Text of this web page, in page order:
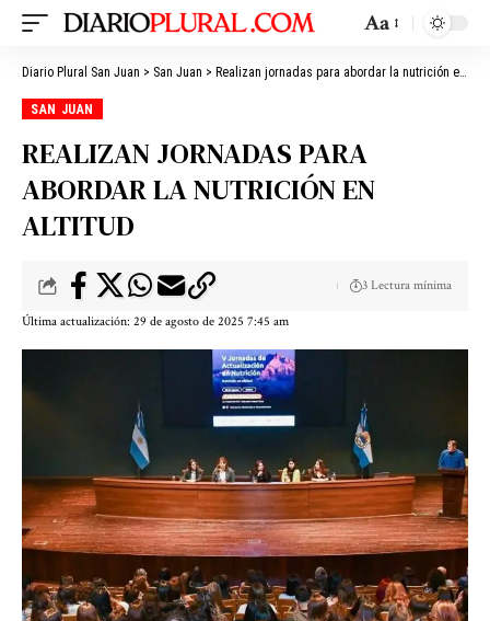
Aa
Diario Plural San Juan > San Juan > Realizan jornadas para abordar la nutrición en altitud
SAN JUAN
REALIZAN JORNADAS PARA
ABORDAR LA NUTRICIÓN EN
ALTITUD
Última actualización: 29 de agosto de 2025 7:45 am
3 Lectura mínima